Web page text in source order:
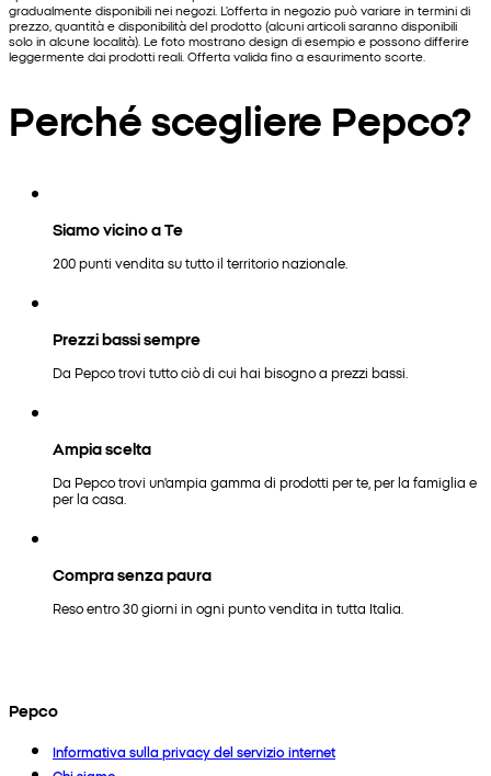
gradualmente disponibili nei negozi. L'offerta in negozio può variare in termini di
prezzo, quantità e disponibilità del prodotto (alcuni articoli saranno disponibili
solo in alcune località). Le foto mostrano design di esempio e possono differire
leggermente dai prodotti reali. Offerta valida fino a esaurimento scorte.
Perché scegliere Pepco?
Siamo vicino a Te
200 punti vendita su tutto il territorio nazionale.
Prezzi bassi sempre
Da Pepco trovi tutto ciò di cui hai bisogno a prezzi bassi.
Ampia scelta
Da Pepco trovi un'ampia gamma di prodotti per te, per la famiglia e
per la casa.
Compra senza paura
Reso entro 30 giorni in ogni punto vendita in tutta Italia.
Pepco
Informativa sulla privacy del servizio internet